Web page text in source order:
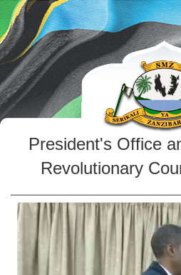
President's Office
Revolutionary